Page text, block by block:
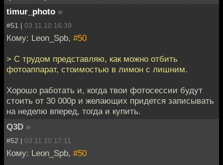
timur_photo »
#51 | 03.11.10 16:39
Кому: Leon_Spb, #50
> С трудом представляю, как можно отбить
фотоаппарат, стоимостью в лимон с лишним.
Хорошо работать и, когда твои фотосессии будут
стоить от 30 000р и желающих придется записывать
на неделю вперед, тогда и купить.
Q3D »
#52 | 03.11.10 17:11
Кому: Leon_Spb, #50